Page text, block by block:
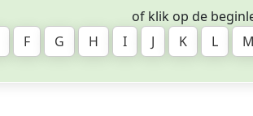
of klik op de
F G H I J K L M